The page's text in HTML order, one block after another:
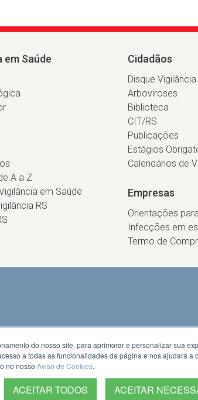
em Saúde
A a Z
em Saúde
RS
Cidadãos
Disque
Arboviroses
Biblioteca
CIT/RS
Publicações
Estágios
Calendários de
Empresas
Orientações
Infecções em
Termo de
do nosso site, para aprimorar e personalizar sua
a todas as funcionalidades da página e nos ajudará
no nosso Aviso de Cookies.
ACEITAR TODOS ACEITAR